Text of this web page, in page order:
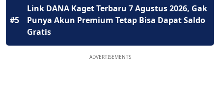
#5
Link DANA Kaget Terbaru 7 Agustus 2026, Gak
Punya Akun Premium Tetap Bisa Dapat Saldo
Gratis
ADVERTISEMENTS